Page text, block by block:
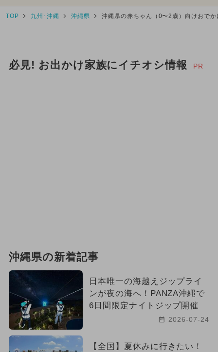
TOP 九州･沖縄 沖縄県 沖縄県の赤ちゃん（0〜2歳）向けおでか
必見! お出かけ家族にイチオシ情報 PR
沖縄県の新着記事
日本唯一の海越えジップライ
ンが夜の海へ！PANZA沖縄で
6日間限定ナイトジップ開催
2026-07-24
【全国】夏休みに行きたい！